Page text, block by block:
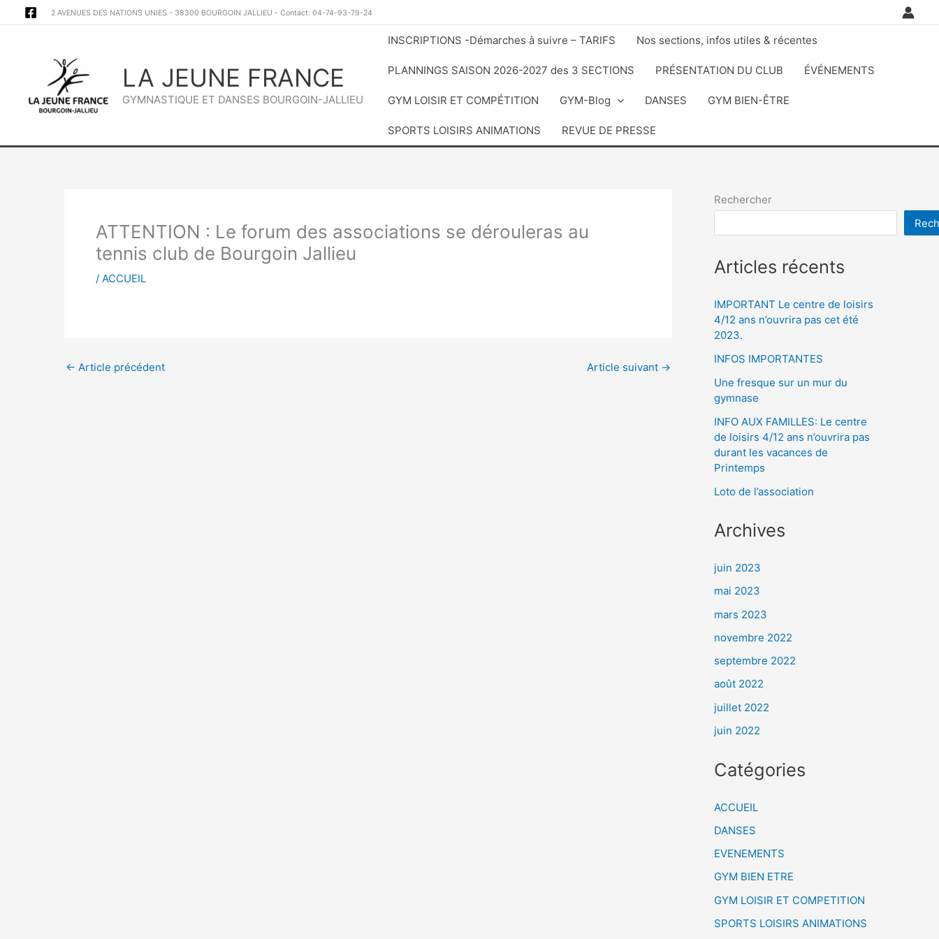
au
2 AVENUES DES NATIONS UNIES - 38300 BOURGOIN JALLIEU - Contact: 04-74-93-79-24
LA JEUNE FRANCE
GYMNASTIQUE ET DANSES BOURGOIN-JALLIEU
INSCRIPTIONS -Démarches à suivre – TARIFS Nos sections, infos utiles & récentes
PLANNINGS SAISON 2026-2027 des 3 SECTIONS PRÉSENTATION DU CLUB ÉVÉNEMENTS
GYM LOISIR ET COMPÉTITION GYM-Blog DANSES GYM BIEN-ÊTRE
SPORTS LOISIRS ANIMATIONS REVUE DE PRESSE
ATTENTION : Le forum des associations se dérouleras au
tennis club de Bourgoin Jallieu
/ ACCUEIL
← Article précédent Article suivant →
Rechercher
Articles récents
IMPORTANT Le centre de loisirs
4/12 ans n’ouvrira pas cet été
2023.
INFOS IMPORTANTES
Une fresque sur un mur du
gymnase
INFO AUX FAMILLES: Le centre
de loisirs 4/12 ans n’ouvrira pas
durant les vacances de
Printemps
Loto de l’association
Archives
juin 2023
mai 2023
mars 2023
novembre 2022
septembre 2022
août 2022
juillet 2022
juin 2022
Catégories
ACCUEIL
DANSES
EVENEMENTS
GYM BIEN ETRE
GYM LOISIR ET COMPETITION
SPORTS LOISIRS ANIMATIONS